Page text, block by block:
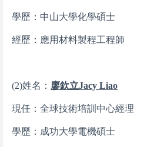
學歷：中山大學化學碩士
經歷：應用材料製程工程師
(2)姓名： 廖欽立Jacy Liao
現任：全球技術培訓中心經理
學歷：成功大學電機碩士